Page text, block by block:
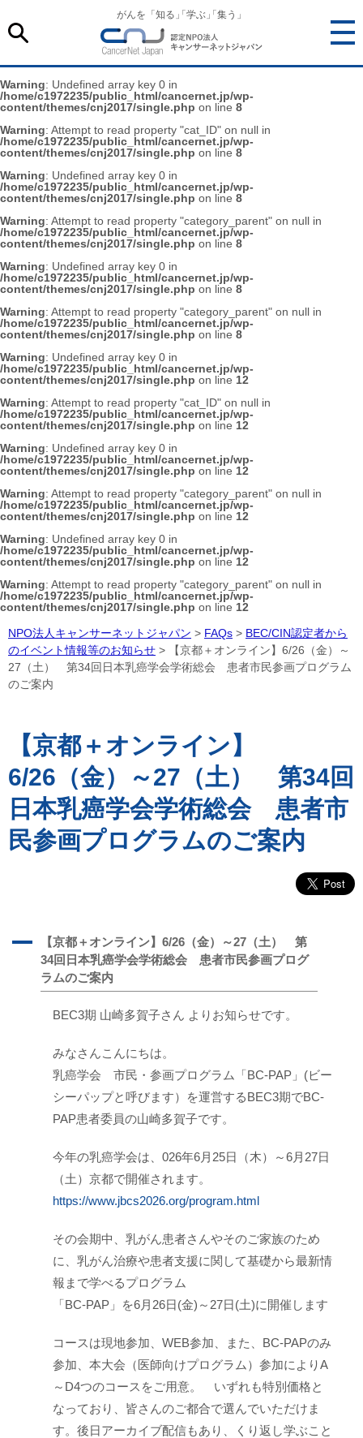
がんを「知る 「学ぶ 「集う」
Warning: Undefined array key 0 in
/home/c1972235/public_html/cancernet.jp/wp-
content/themes/cnj2017/single.php on line 8
Warning: Attempt to read property "cat_ID" on null in
/home/c1972235/public_html/cancernet.jp/wp-
content/themes/cnj2017/single.php on line 8
Warning: Undefined array key 0 in
/home/c1972235/public_html/cancernet.jp/wp-
content/themes/cnj2017/single.php on line 8
Warning: Attempt to read property "category_parent" on null in
/home/c1972235/public_html/cancernet.jp/wp-
content/themes/cnj2017/single.php on line 8
Warning: Undefined array key 0 in
/home/c1972235/public_html/cancernet.jp/wp-
content/themes/cnj2017/single.php on line 8
Warning: Attempt to read property "category_parent" on null in
/home/c1972235/public_html/cancernet.jp/wp-
content/themes/cnj2017/single.php on line 8
Warning: Undefined array key 0 in
/home/c1972235/public_html/cancernet.jp/wp-
content/themes/cnj2017/single.php on line 12
Warning: Attempt to read property "cat_ID" on null in
/home/c1972235/public_html/cancernet.jp/wp-
content/themes/cnj2017/single.php on line 12
Warning: Undefined array key 0 in
/home/c1972235/public_html/cancernet.jp/wp-
content/themes/cnj2017/single.php on line 12
Warning: Attempt to read property "category_parent" on null in
/home/c1972235/public_html/cancernet.jp/wp-
content/themes/cnj2017/single.php on line 12
Warning: Undefined array key 0 in
/home/c1972235/public_html/cancernet.jp/wp-
content/themes/cnj2017/single.php on line 12
Warning: Attempt to read property "category_parent" on null in
/home/c1972235/public_html/cancernet.jp/wp-
content/themes/cnj2017/single.php on line 12
NPO法人キャンサーネットジャパン > FAQs > BEC/CIN認定者から
のイベント情報等のお知らせ >
【京都＋オンライン】6/26（金）～
27（土） 第34回日本乳癌学会学術総会 患者市民参画プログラム
のご案内
【京都＋オンライン】
6/26（金）～27（土） 第34回
日本乳癌学会学術総会 患者市
民参画プログラムのご案内
A
【京都＋オンライン】6/26（金）～27（土） 第
34回日本乳癌学会学術総会 患者市民参画プログ
ラムのご案内
BEC3期 山崎多賀子さん よりお知らせです。
みなさんこんにちは。
乳癌学会 市民・参画プログラム「BC-PAP」(ビー
シーパップと呼びます）を運営するBEC3期でBC-
PAP患者委員の山崎多賀子です。
今年の乳癌学会は、026年6月25日（木）～6月27日
（土）京都で開催されます。
https://www.jbcs2026.org/program.html
その会期中、乳がん患者さんやそのご家族のため
に、乳がん治療や患者支援に関して基礎から最新情
報まで学べるプログラム
「BC-PAP」を6月26日(金)～27日(土)に開催します
コースは現地参加、WEB参加、また、BC-PAPのみ
参加、本大会（医師向けプログラム）参加によりA
～D4つのコースをご用意。 いずれも特別価格と
なっており、皆さんのご都合で選んでいただけま
す。後日アーカイブ配信もあり、くり返し学ぶこと